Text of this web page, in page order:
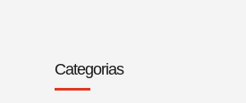
Categorias